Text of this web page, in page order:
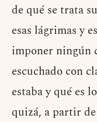
de qué se trata
esas lágrimas y
imponer ningún
escuchado con
estaba y qué es
quizá, a partir